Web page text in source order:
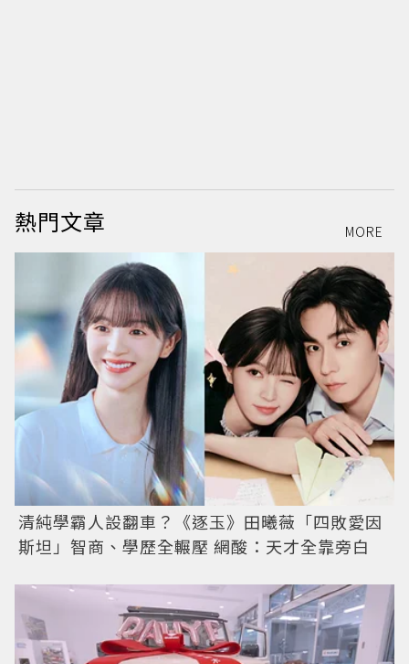
熱門文章 MORE
清純學霸人設翻車？《逐玉》田曦薇「四敗愛因
斯坦」智商、學歷全輾壓 網酸：天才全靠旁白